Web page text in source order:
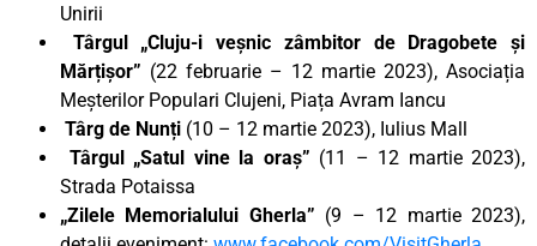
Unirii
Târgul „Cluju-i veșnic zâmbitor de Dragobete și
Mărțișor” (22 februarie – 12 martie 2023), Asociația
Meșterilor Populari Clujeni, Piața Avram Iancu
Târg de Nunți (10 – 12 martie 2023), Iulius Mall
Târgul „Satul vine la oraș” (11 – 12 martie 2023),
Strada Potaissa
„Zilele Memorialului Gherla” (9 – 12 martie 2023),